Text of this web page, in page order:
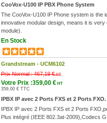
CooVox-U100 IP PBX Phone System
The CooVox-U100 IP Phone system is the
innovative modular design, means it is
module).
En Stock
Grandstream - UCM6102
Prix Normal :467,19 €HT
Votre Prix :359,00 €HT
359,00 € TTC
IPBX IP avec 2 Ports FXS et 2 Ports FXO.
IPBX IP avec 2 Ports FXS et 2 Ports
Plus intégré (IEEE 802.3at-2009),Codecs